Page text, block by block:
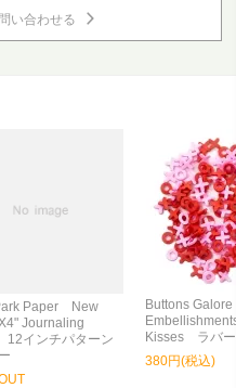
い合わせる
Paper New
Journaling
インチパターン
Buttons
Kisses ラバー
380円(税込)